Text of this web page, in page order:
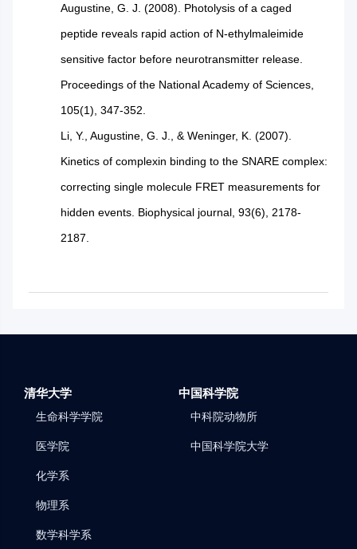
Augustine, G. J. (2008). Photolysis of a caged
peptide reveals rapid action of N-ethylmaleimide
sensitive factor before neurotransmitter release.
Proceedings of the National Academy of Sciences,
105(1), 347-352.
Li, Y., Augustine, G. J., & Weninger, K. (2007).
Kinetics of complexin binding to the SNARE complex:
correcting single molecule FRET measurements for
hidden events. Biophysical journal, 93(6), 2178-
2187.
清华大学
生命科学学院
医学院
化学系
物理系
数学科学系
中国科学院
中科院动物所
中国科学院大学